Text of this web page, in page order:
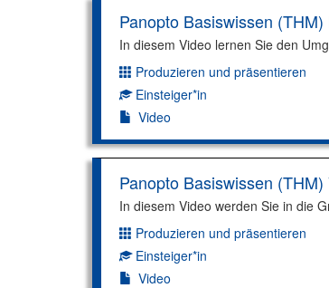
Panopto Basiswissen
In diesem Video lernen Sie den
Dimension:
Produzieren und präsentieren
Kompetenzniveau:
Einsteiger*in
Video
Panopto Basiswissen
In diesem Video werden Sie in die
Dimension:
Produzieren und präsentieren
Kompetenzniveau:
Einsteiger*in
Video